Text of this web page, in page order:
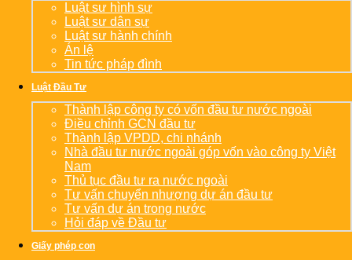
Luật sư hình sự
Luật sư dân sự
Luật sư hành chính
Án lệ
Tin tức pháp đình
Luật Đầu Tư
Thành lập công ty có vốn đầu tư nước ngoài
Điều chỉnh GCN đầu tư
Thành lập VPDD, chi nhánh
Nhà đầu tư nước ngoài góp vốn vào công ty Việt
Nam
Thủ tục đầu tư ra nước ngoài
Tư vấn chuyển nhượng dự án đầu tư
Tư vấn dự án trong nước
Hỏi đáp về Đầu tư
Giấy phép con